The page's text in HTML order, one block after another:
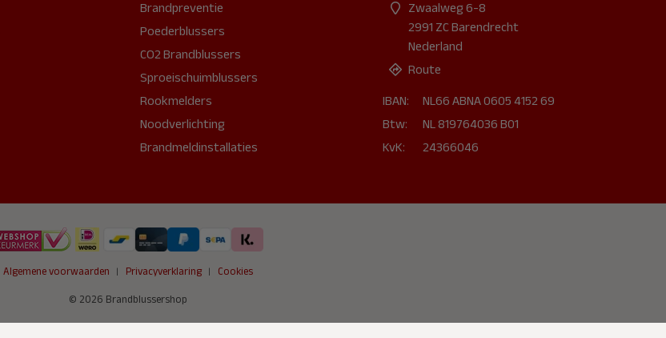
Brandpreventie
Poederblussers
CO2 Brandblussers
Sproeischuimblussers
Rookmelders
Noodverlichting
Brandmeldinstallaties
Zwaalweg 6-8
2991 ZC Barendrecht
Nederland
Route
IBAN:
NL66 ABNA 0605 4152 69
Btw:
NL 819764036 B01
KvK:
24366046
Algemene voorwaarden Privacyverklaring Cookies
© 2026 Brandblussershop